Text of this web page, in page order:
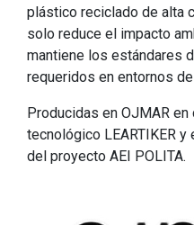
plástico reciclado de alta
solo reduce el impacto
mantiene los estándares
requeridos en entornos
Producidas en OJMAR
tecnológico LEARTIKER
del proyecto AEI POLITA.